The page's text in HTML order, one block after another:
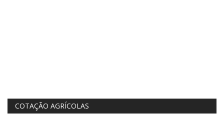
COTAÇÃO AGRÍCOLAS